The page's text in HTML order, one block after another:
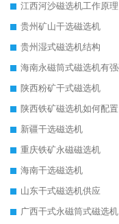
江西河沙磁选机工作原理
贵州矿山干选磁选机
贵州湿式磁选机结构
陕西粉矿干式磁选机
陕西铁矿磁选机如何配置
新疆干选磁选机
重庆铁矿永磁磁选机
海南干选磁选机
山东干式磁选机供应
广西干式永磁筒式磁选机